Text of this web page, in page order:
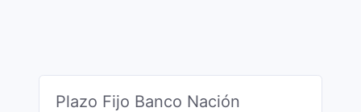
Plazo Fijo Banco Nación